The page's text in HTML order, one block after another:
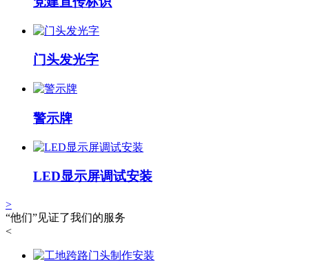
门头发光字
警示牌
LED显示屏调试安装
>
“他们”见证了我们的服务
<